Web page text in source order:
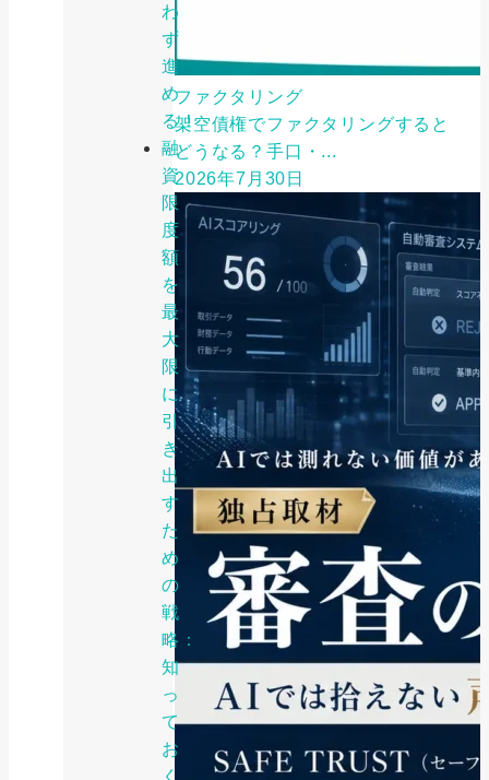
わ
ず
進
め
る！
融
資
限
度
額
を
最
大
限
に
引
き
出
す
た
め
の
戦
略：
知
っ
て
お
く
ファクタリング
架空債権でファクタリングすると
どうなる？手口・...
2026年7月30日